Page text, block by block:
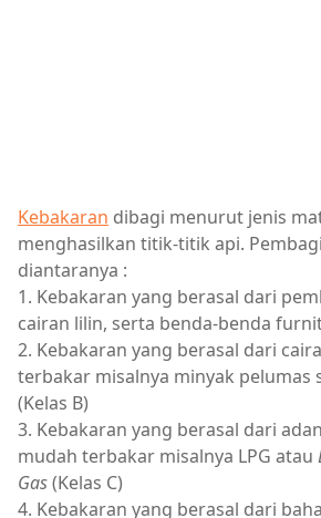
Kebakaran dibagi menurut jenis
menghasilkan titik-titik api.
diantaranya :
1. Kebakaran yang berasal dari
cairan lilin, serta benda-benda
2. Kebakaran yang berasal dari
terbakar misalnya minyak pelumas
(Kelas B)
3. Kebakaran yang berasal dari
mudah terbakar misalnya LPG atau
Gas(Kelas C)
4. Kebakaran yang berasal dari